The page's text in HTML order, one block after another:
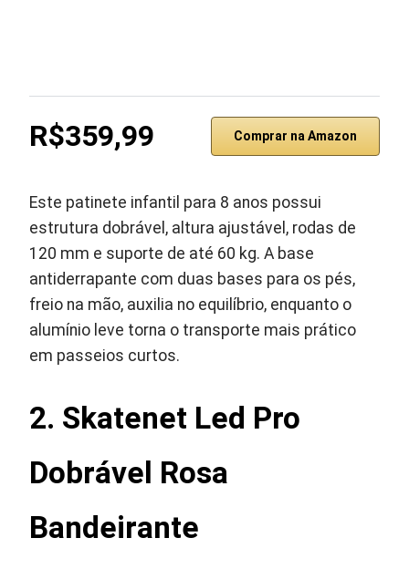
R$359,99 Comprar na Amazon
Este patinete infantil para 8 anos possui
estrutura dobrável, altura ajustável, rodas de
120 mm e suporte de até 60 kg. A base
antiderrapante com duas bases para os pés,
freio na mão, auxilia no equilíbrio, enquanto o
alumínio leve torna o transporte mais prático
em passeios curtos.
2. Skatenet Led Pro
Dobrável Rosa
Bandeirante